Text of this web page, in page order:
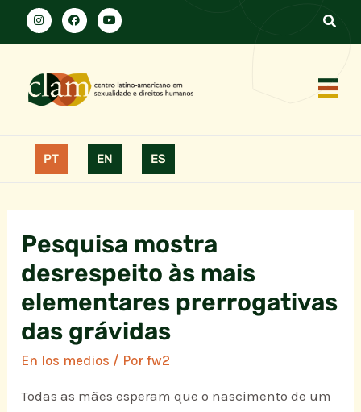
PT EN ES
Pesquisa mostra
desrespeito às mais
elementares prerrogativas
das grávidas
En los medios / Porfw2
Todas as mães esperam que o nascimento de um